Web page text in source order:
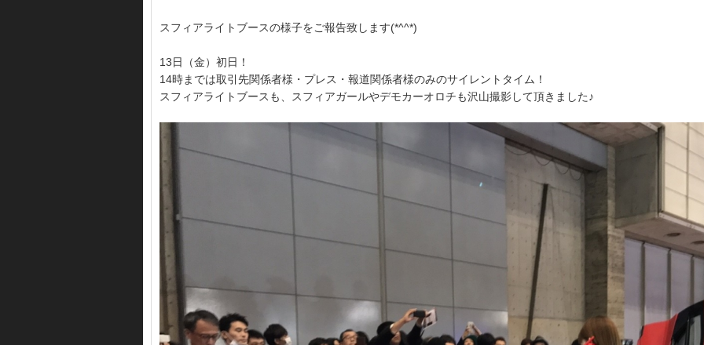
スフィアライトブースの様子をご報告致します(*^^*)
13日（金）初日！
14時までは取引先関係者様・プレス・報道関係者様のみのサイレントタイム！
スフィアライトブースも、スフィアガールやデモカーオロチも沢山撮影して頂きました♪